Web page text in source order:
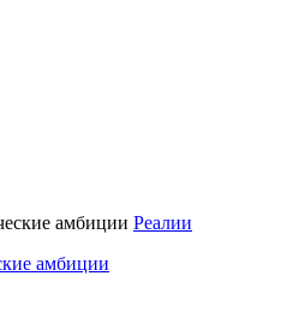
Реалии
амбиции